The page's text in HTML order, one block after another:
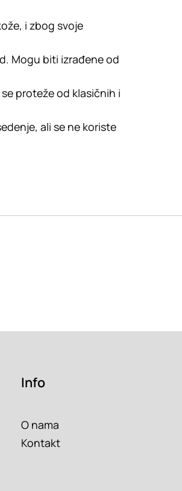
i zbog svoje
Mogu biti izrađene od
proteže od klasičnih i
ali se ne koriste
Info
O nama
Kontakt